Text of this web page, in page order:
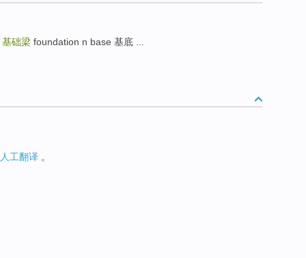
基础梁 foundation n base 基底 ...
人工翻译 。